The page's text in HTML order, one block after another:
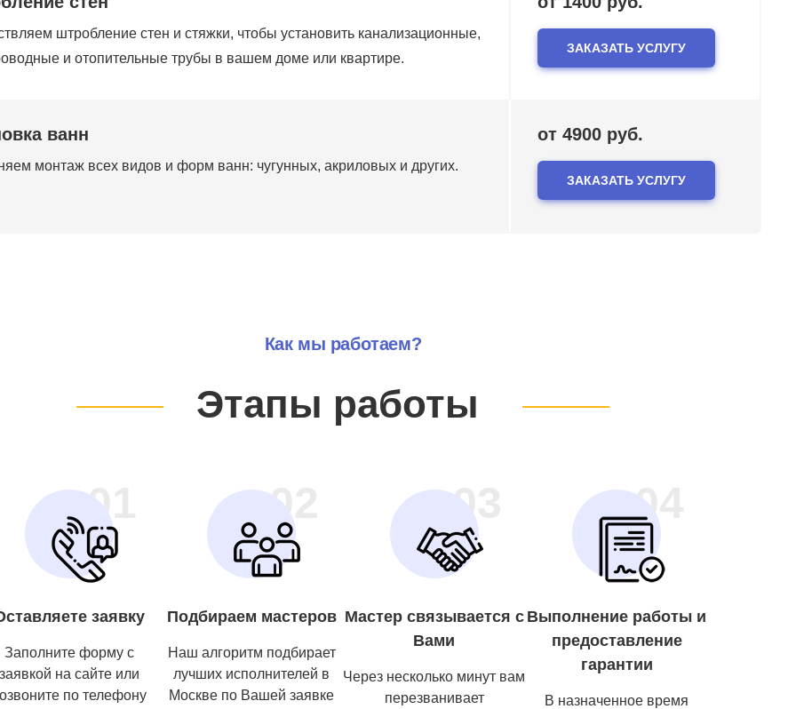
штробление стен и стяжки, чтобы установить канализационные,
и отопительные трубы в вашем доме или квартире.
ЗАКАЗАТЬ УСЛУГУ
ванн
монтаж всех видов и форм ванн: чугунных, акриловых и других.
от 4900 руб.
ЗАКАЗАТЬ УСЛУГУ
Как мы работаем?
Этапы работы
01
заявку
Заполните форму с
заявкой на сайте или
по телефону
02
Подбираем мастеров
Наш алгоритм подбирает
лучших исполнителей в
Москве по Вашей заявке
03
Мастер связывается с
Вами
Через несколько минут вам
перезванивает
04
Выполнение работы и
предоставление
гарантии
В назначенное время